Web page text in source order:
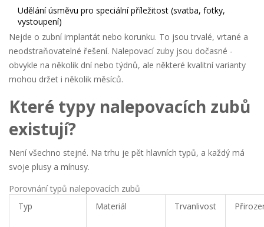
Udělání úsměvu pro speciální příležitost (svatba, fotky,
vystoupení)
Nejde o zubní implantát nebo korunku. To jsou trvalé, vrtané a
neodstraňovatelné řešení. Nalepovací zuby jsou dočasné -
obvykle na několik dní nebo týdnů, ale některé kvalitní varianty
mohou držet i několik měsíců.
Které typy nalepovacích zubů
existují?
Není všechno stejné. Na trhu je pět hlavních typů, a každý má
svoje plusy a mínusy.
Porovnání typů nalepovacích zubů
Typ
Materiál Trvanlivost